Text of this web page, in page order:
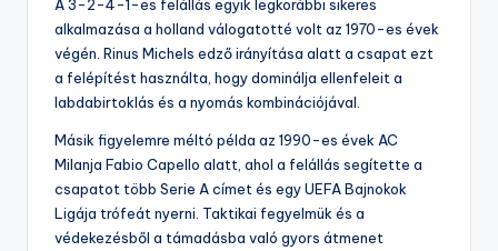
A 3-2-4-1-es felállás egyik legkorábbi sikeres
alkalmazása a holland válogatotté volt az 1970-es évek
végén. Rinus Michels edző irányítása alatt a csapat ezt
a felépítést használta, hogy dominálja ellenfeleit a
labdabirtoklás és a nyomás kombinációjával.
Másik figyelemre méltó példa az 1990-es évek AC
Milanja Fabio Capello alatt, ahol a felállás segítette a
csapatot több Serie A címet és egy UEFA Bajnokok
Ligája trófeát nyerni. Taktikai fegyelmük és a
védekezésből a támadásba való gyors átmenet